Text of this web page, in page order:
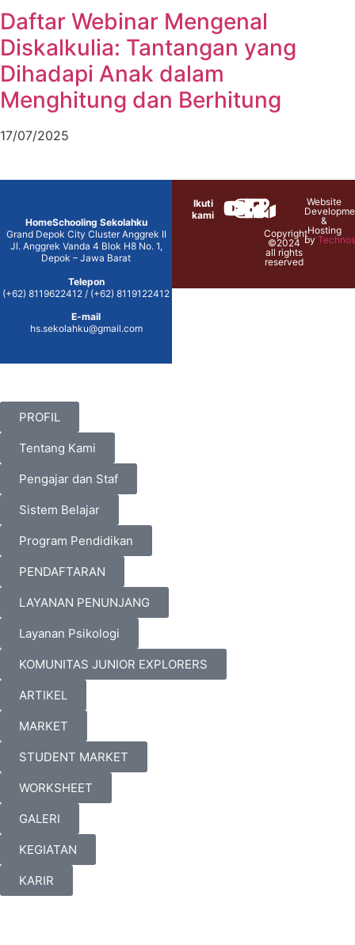
Daftar Webinar Mengenal
Diskalkulia: Tantangan yang
Dihadapi Anak dalam
Menghitung dan Berhitung
17/07/2025
HomeSchooling Sekolahku
Grand Depok City Cluster Anggrek II
Jl. Anggrek Vanda 4 Blok H8 No. 1,
Depok – Jawa Barat
Telepon
(+62) 8119622412 / (+62) 8119122412
E-mail
hs.sekolahku@gmail.com
Ikuti
kami
Copyright
©2024
all rights
reserved
Website
&
Hosting
by
PROFIL
Tentang Kami
Pengajar dan Staf
Sistem Belajar
Program Pendidikan
PENDAFTARAN
LAYANAN PENUNJANG
Layanan Psikologi
KOMUNITAS JUNIOR EXPLORERS
ARTIKEL
MARKET
STUDENT MARKET
WORKSHEET
GALERI
KEGIATAN
KARIR